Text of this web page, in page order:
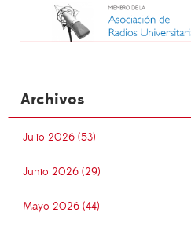
Archivos
Julio 2026 (53)
Junio 2026 (29)
Mayo 2026 (44)